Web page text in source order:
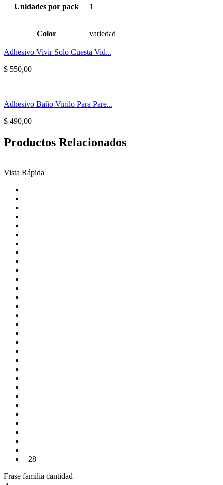
Unidades por pack 1
Color variedad
Adhesivo Vivir Solo Cuesta Vid...
$ 550,00
Adhesivo Baño Vinilo Para Pare...
$ 490,00
Productos Relacionados
Vista Rápida
+28
Frase familia cantidad